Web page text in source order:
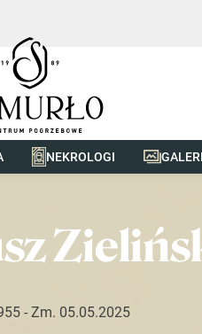
NEKROLOGI
- Zm. 05.05.2025